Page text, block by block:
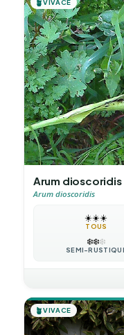
🪴VIVACE
Arum dioscoridis
Arum dioscoridis
☀️☀️☀️
TOUS
❄️❄️❄️
SEMI-
🪴VIVACE